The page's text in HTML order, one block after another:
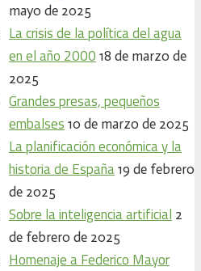
mayo de 2025
La crisis de la política del agua
en el año 2000 18 de marzo de
2025
Grandes presas, pequeños
embalses 10 de marzo de 2025
La planificación económica y la
historia de España 19 de febrero
de 2025
Sobre la inteligencia artificial 2
de febrero de 2025
Homenaje a Federico Mayor